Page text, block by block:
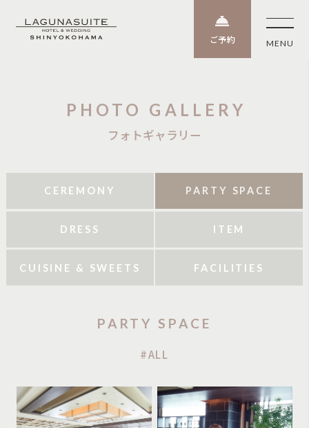
ご予約
PHOTO GALLERY
フォトギャラリー
CEREMONY PARTY SPACE
DRESS ITEM
CUISINE & SWEETS FACILITIES
PARTY SPACE
#ALL